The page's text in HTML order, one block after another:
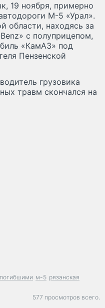
19 ноября, примерно
М-5 «Урал».
области, находясь за
с полуприцепом,
«КамАЗ» под
Пензенской
грузовика
травм скончался на
м-5 рязанская
577 просмотров всего.